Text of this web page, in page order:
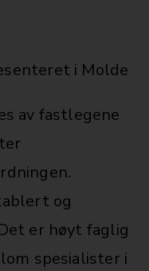
i Molde
av fastlegene
og
er høyt faglig
spesialister i